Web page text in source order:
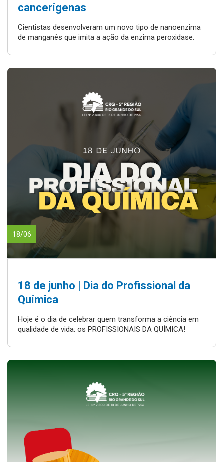
cancerígenas
Cientistas desenvolveram um novo tipo de nanoenzima
de manganês que imita a ação da enzima peroxidase.
18/06
18 de junho | Dia do Profissional da
Química
Hoje é o dia de celebrar quem transforma a ciência em
qualidade de vida: os PROFISSIONAIS DA QUÍMICA!